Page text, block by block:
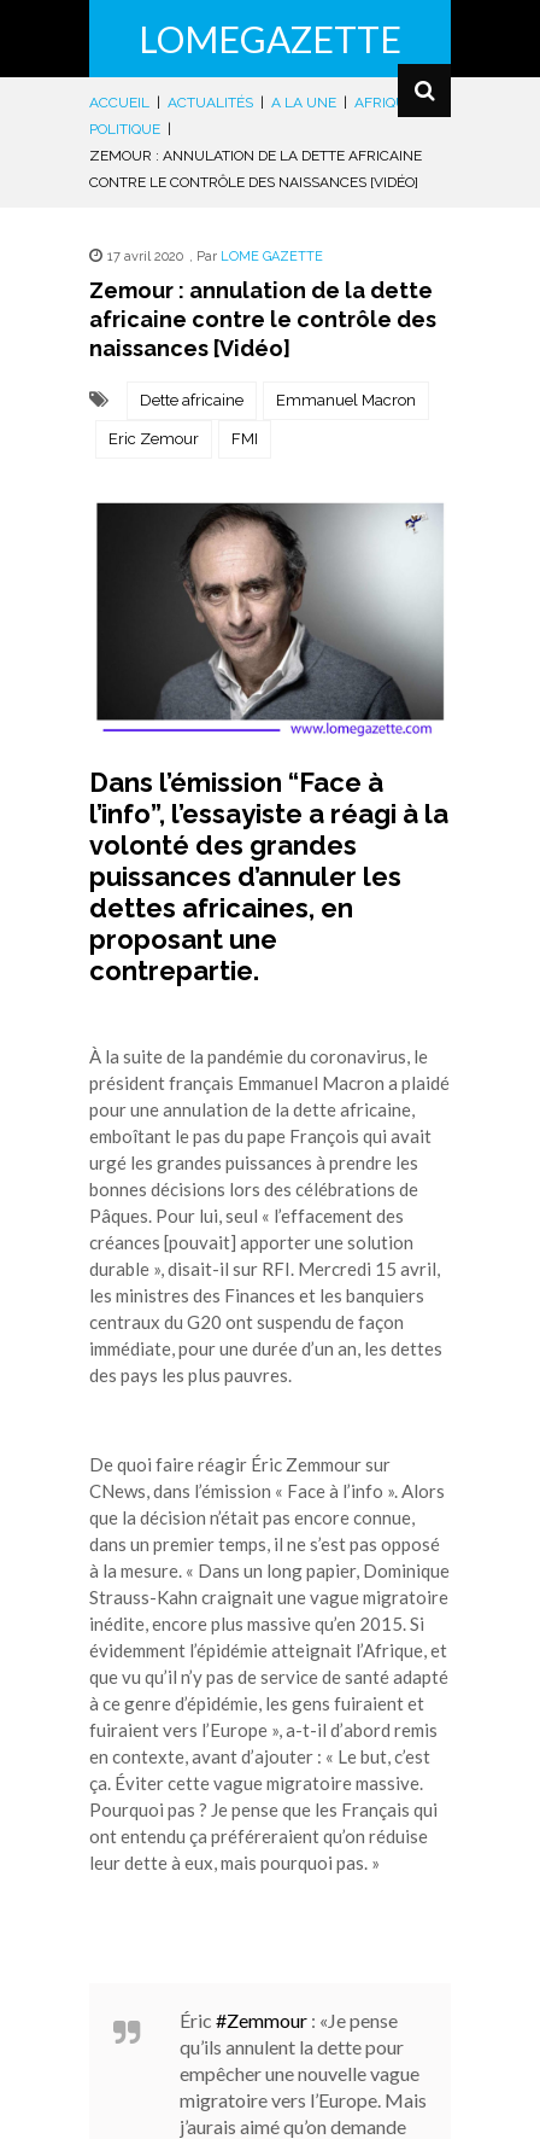
LOMEGAZETTE
ACCUEIL ACTUALITÉS A LA UNE AFRIQUE
|
POLITIQUE
ZEMOUR : ANNULATION DE LA DETTE AFRICAINE
CONTRE LE CONTRÔLE DES NAISSANCES [VIDÉO]
17 avril 2020 , Par LOME GAZETTE
Zemour : annulation de la dette
africaine contre le contrôle des
naissances [Vidéo]
Dette africaine Emmanuel Macron
Eric Zemour FMI
Dans l’émission “Face à
l’info”, l’essayiste a réagi à la
volonté des grandes
puissances d’annuler les
dettes africaines, en
proposant une
contrepartie.
À la suite de la pandémie du coronavirus, le
président français Emmanuel Macron a plaidé
pour une annulation de la dette africaine,
emboîtant le pas du pape François qui avait
urgé les grandes puissances à prendre les
bonnes décisions lors des célébrations de
Pâques. Pour lui, seul « l’effacement des
créances [pouvait] apporter une solution
durable », disait-il sur RFI. Mercredi 15 avril,
les ministres des Finances et les banquiers
centraux du G20 ont suspendu de façon
immédiate, pour une durée d’un an, les dettes
des pays les plus pauvres.
De quoi faire réagir Éric Zemmour sur
CNews, dans l’émission « Face à l’info ». Alors
que la décision n’était pas encore connue,
dans un premier temps, il ne s’est pas opposé
à la mesure. « Dans un long papier, Dominique
Strauss-Kahn craignait une vague migratoire
inédite, encore plus massive qu’en 2015. Si
évidemment l’épidémie atteignait l’Afrique, et
que vu qu’il n’y pas de service de santé adapté
à ce genre d’épidémie, les gens fuiraient et
fuiraient vers l’Europe », a-t-il d’abord remis
en contexte, avant d’ajouter : « Le but, c’est
ça. Éviter cette vague migratoire massive.
Pourquoi pas ? Je pense que les Français qui
ont entendu ça préféreraient qu’on réduise
leur dette à eux, mais pourquoi pas. »
Éric #Zemmour : «Je pense
qu’ils annulent la dette pour
empêcher une nouvelle vague
migratoire vers l’Europe. Mais
j’aurais aimé qu’on demande